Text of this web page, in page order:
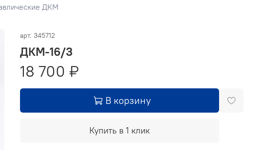
ДКМ
арт. 345712
ДКМ-16/3
18 700 ₽
В корзину
Купить в 1 клик